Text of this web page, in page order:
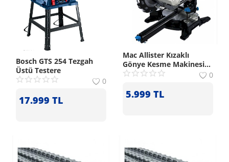
Bosch GTS 254 Tezgah
Üstü Testere
0
17.999 TL
Mac Allister Kızaklı
Gönye Kesme Makinesi
1500 W:
0
5.999 TL